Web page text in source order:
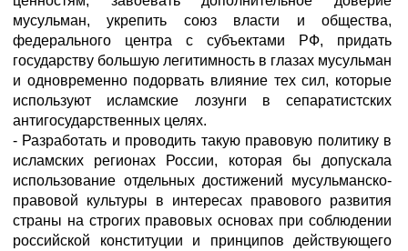
мусульман, укрепить союз власти и общества,
федерального центра с субъектами РФ, придать
государству большую легитимность в глазах мусульман
и одновременно подорвать влияние тех сил, которые
используют исламские лозунги в сепаратистских
антигосударственных целях.
- Разработать и проводить такую правовую политику в
исламских регионах России, которая бы допускала
использование отдельных достижений мусульманско-
правовой культуры в интересах правового развития
страны на строгих правовых основах при соблюдении
российской конституции и принципов действующего